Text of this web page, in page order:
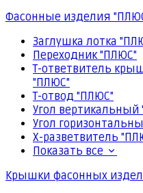
Фасонные изделия
Заглушка лотка
Переходник "ПЛЮС"
Т-ответвитель
"ПЛЮС"
Т-отвод "ПЛЮС"
Угол
Угол
Х-разветвитель
Показать все
Крышки фасонных